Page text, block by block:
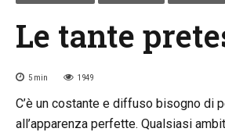
Le tante
5 min 1949
C’è un costante e diffuso bisogno di
all’apparenza perfette. Qualsiasi